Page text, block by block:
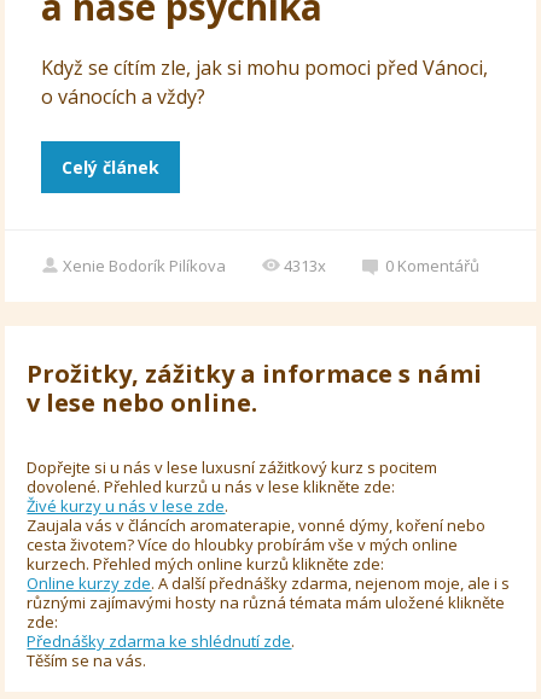
Když se cítím zle, jak si mohu pomoci před Vánoci,
o vánocích a vždy?
Celý článek
Xenie Bodorík Pilíkova 4313x 0 Komentářů
Prožitky, zážitky a informace s námi
v lese nebo online.
Dopřejte si u nás v lese luxusní zážitkový kurz s pocitem
dovolené. Přehled kurzů u nás v lese klikněte zde:
Živé kurzy u nás v lese zde.
Zaujala vás v článcích aromaterapie, vonné dýmy, koření nebo
cesta životem? Více do hloubky probírám vše v mých online
kurzech. Přehled mých online kurzů klikněte zde:
Online kurzy zde. A další přednášky zdarma, nejenom moje, ale i s
různými zajímavými hosty na různá témata mám uložené klikněte
zde:
Přednášky zdarma ke shlédnutí zde.
Těším se na vás.